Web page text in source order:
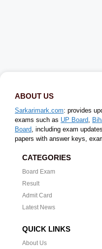
ABOUT US
Sarkarimark.com: provides
exams such as UP Board
Board , including exam
papers with answer keys,
CATEGORIES
Board Exam
Result
Admit Card
Latest News
QUICK LINKS
About Us